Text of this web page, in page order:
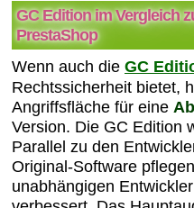
GC Edition im Vergleich
PrestaShop
Wenn auch die GC
Rechtssicherheit bietet,
Angriffsfläche für eine
Version. Die GC Edition
Parallel zu den
Original-Software
unabhängigen